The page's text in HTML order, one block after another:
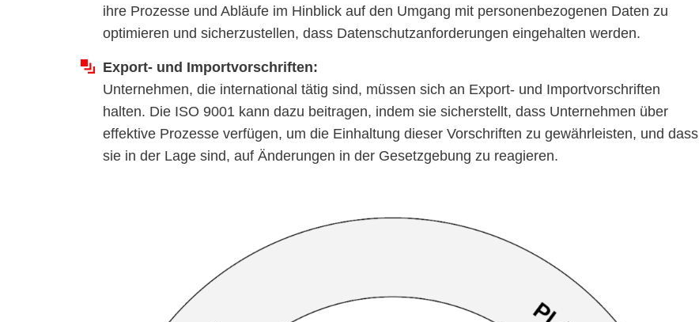
ihre Prozesse und Abläufe im Hinblick auf den Umgang mit personenbezogenen Daten zu
optimieren und sicherzustellen, dass Datenschutzanforderungen eingehalten werden.
Export- und Importvorschriften:
Unternehmen, die international tätig sind, müssen sich an Export- und Importvorschriften
halten. Die ISO 9001 kann dazu beitragen, indem sie sicherstellt, dass Unternehmen über
effektive Prozesse verfügen, um die Einhaltung dieser Vorschriften zu gewährleisten, und dass
sie in der Lage sind, auf Änderungen in der Gesetzgebung zu reagieren.